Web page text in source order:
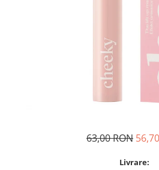
63,00 RON
Livrare: